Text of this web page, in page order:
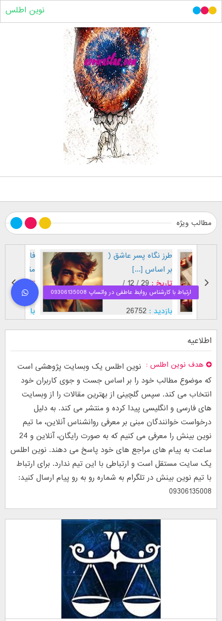
نوین اطلس
مطالب ویژه
تاریخ :
1403
بازدید
طرز نگاه پسر عاشق (
بر اساس [...]
تاریخ :
29 / 12 /
1402
بازدید :26752
اطلاعیه
هدف نوین اطلس
نوین اطلس یک وبسایت پژوهشی است
که موضوع مطالب خود را بر اساس جست و جوی کاربران خود
انتخاب می کند. سپس گلچینی از بهترین مقالات را از وبسایت
های فارسی و انگلیسی پیدا کرده و منتشر می کند. به دلیل
درخواست خوانندگان مبنی بر معرفی روانشناس آنلاین، ما تیم
نوین بینش را معرفی می کنیم که به صورت رایگان، آنلاین و 24
ساعت به پیام های مراجع های خود پاسخ می دهند. نوین اطلس
یک سایت مستقل است و ارتباطی با این تیم ندارد. برای ارتباط
با تیم نوین بینش در تلگرام به شماره رو به رو پیام ارسال کنید:
09306135008